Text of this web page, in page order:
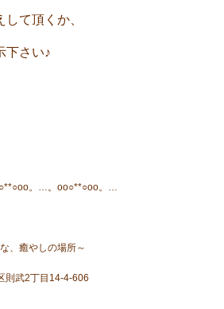
して頂くか、
下さい♪
。…。oо○**○оo。…
癒やしの場所～
2丁目14-4-606